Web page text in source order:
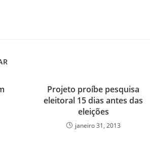
Projeto proíbe pesquisa
eleitoral 15 dias antes das
eleições
janeiro 31, 2013